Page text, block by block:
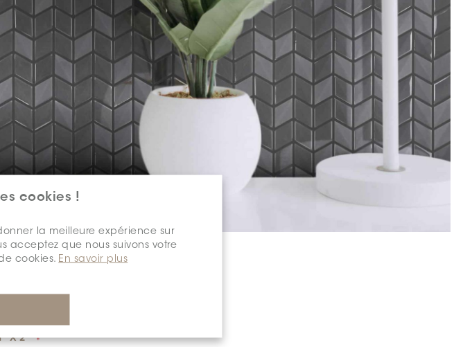
cookies !
la meilleure expérience sur
acceptez que nous suivons votre
cookies. En savoir plus
*
X 2" *